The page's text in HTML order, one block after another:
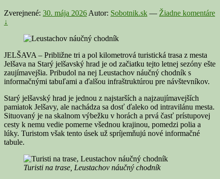
Zverejnené: 30. mája 2026 Autor: Sobotnik.sk — Žiadne komentáre
↓
JELŠAVA – Približne tri a pol kilometrová turistická trasa z mesta
Jelšava na Starý jelšavský hrad je od začiatku tejto letnej sezóny ešte
zaujímavejšia. Pribudol na nej Leustachov náučný chodník s
informačnými tabuľami a ďalšou infraštruktúrou pre návštevníkov.
Starý jelšavský hrad je jednou z najstarších a najzaujímavejších
pamiatok Jelšavy, ale nachádza sa dosť ďaleko od intravilánu mesta.
Situovaný je na skalnom výbežku v horách a prvá časť prístupovej
cesty k nemu vedie pomerne všednou krajinou, pomedzi polia a
lúky. Turistom však tento úsek už spríjemňujú nové informačné
tabule.
Turisti na trase, Leustachov náučný chodník